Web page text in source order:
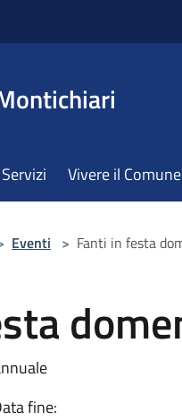
Servizi Vivere il Comune
Eventi > Fanti in festa
fine: